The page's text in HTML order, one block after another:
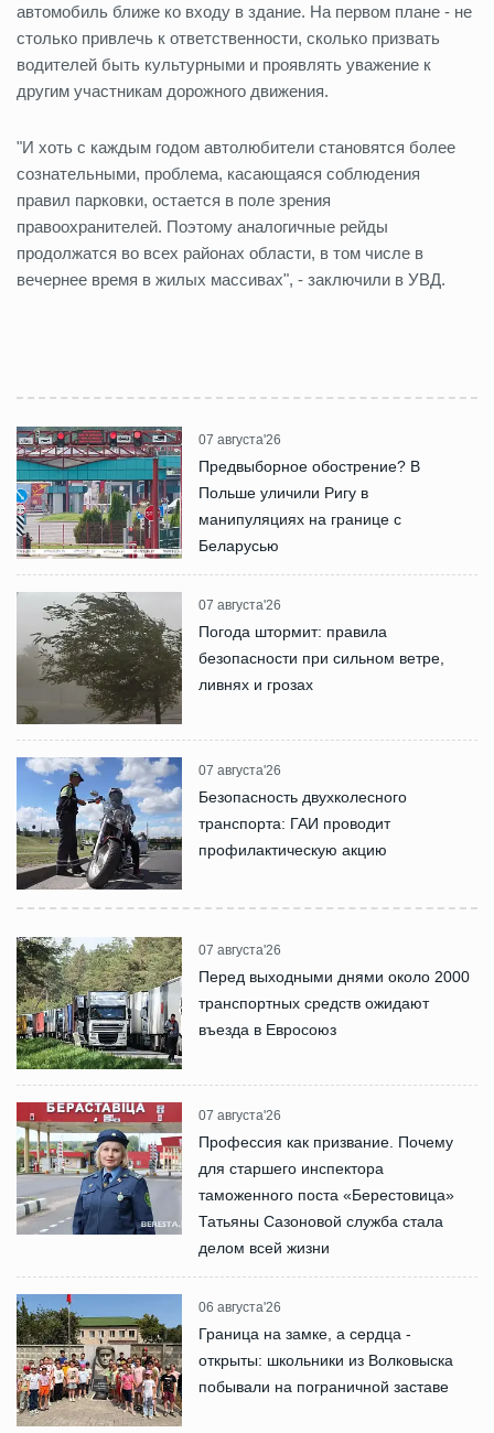
автомобиль ближе ко входу в здание. На первом плане - не
столько привлечь к ответственности, сколько призвать
водителей быть культурными и проявлять уважение к
другим участникам дорожного движения.
"И хоть с каждым годом автолюбители становятся более
сознательными, проблема, касающаяся соблюдения
правил парковки, остается в поле зрения
правоохранителей. Поэтому аналогичные рейды
продолжатся во всех районах области, в том числе в
вечернее время в жилых массивах", - заключили в УВД.
07 августа'26
Предвыборное обострение? В
Польше уличили Ригу в
манипуляциях на границе с
Беларусью
07 августа'26
Погода штормит: правила
безопасности при сильном ветре,
ливнях и грозах
07 августа'26
Безопасность двухколесного
транспорта: ГАИ проводит
профилактическую акцию
07 августа'26
Перед выходными днями около 2000
транспортных средств ожидают
въезда в Евросоюз
07 августа'26
Профессия как призвание. Почему
для старшего инспектора
таможенного поста «Берестовица»
Татьяны Сазоновой служба стала
делом всей жизни
06 августа'26
Граница на замке, а сердца -
открыты: школьники из Волковыска
побывали на пограничной заставе